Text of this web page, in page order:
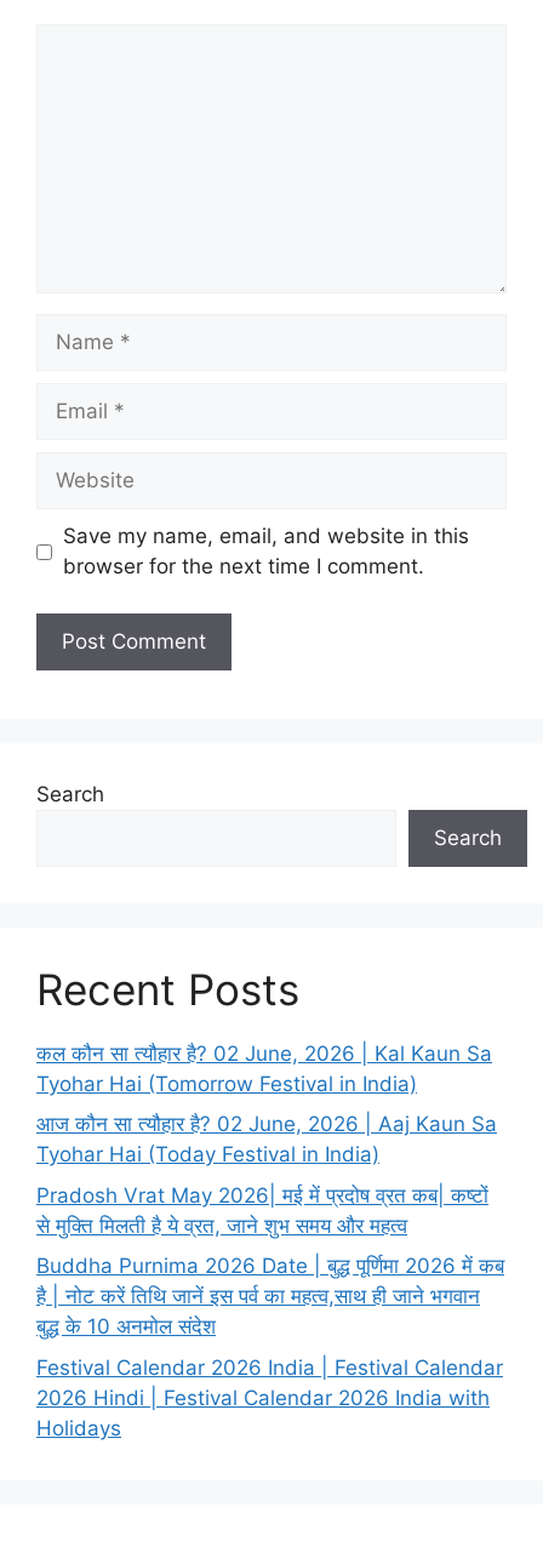
s
t
Save my name, email, and website in this
browser for the next time I comment.
Search
Search
Recent Posts
कल कौन सा त्यौहार है? 02 June, 2026 | Kal Kaun Sa
Tyohar Hai (Tomorrow Festival in India)
आज कौन सा त्यौहार है? 02 June, 2026 | Aaj Kaun Sa
Tyohar Hai (Today Festival in India)
Pradosh Vrat May 2026| मई में प्रदोष व्रत कब| कष्टों
से मुक्ति मिलती है ये व्रत, जाने शुभ समय और महत्व
Buddha Purnima 2026 Date | बुद्ध पूर्णिमा 2026 में कब
है | नोट करें तिथि जानें इस पर्व का महत्व,साथ ही जाने भगवान
बुद्ध के 10 अनमोल संदेश
Festival Calendar 2026 India | Festival Calendar
2026 Hindi | Festival Calendar 2026 India with
Holidays